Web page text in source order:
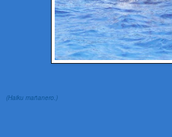
(Haiku mañanero.)